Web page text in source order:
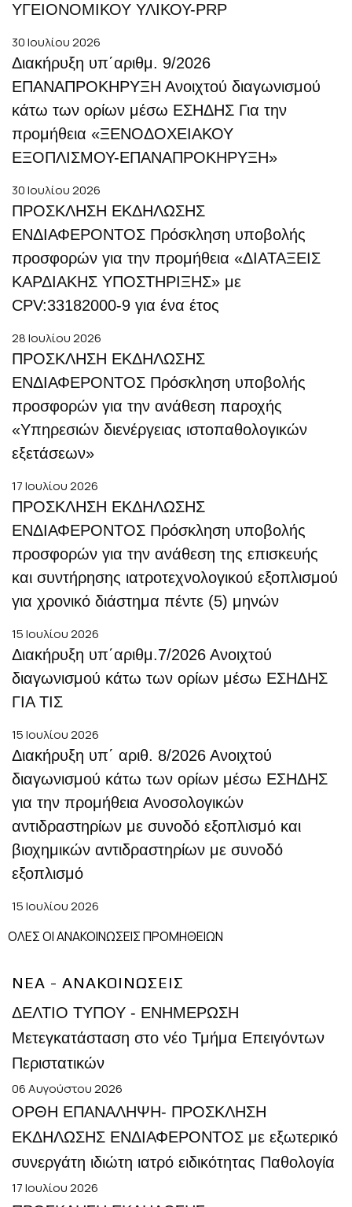
ΥΓΕΙΟΝΟΜΙΚΟΥ ΥΛΙΚΟΥ-PRP
30 Ιουλίου 2026
Διακήρυξη υπ΄αριθμ. 9/2026
ΕΠΑΝΑΠΡΟΚΗΡΥΞΗ Ανοιχτού διαγωνισμού
κάτω των ορίων μέσω ΕΣΗΔΗΣ Για την
προμήθεια «ΞΕΝΟΔΟΧΕΙΑΚΟΥ
ΕΞΟΠΛΙΣΜΟΥ-ΕΠΑΝΑΠΡΟΚΗΡΥΞΗ»
30 Ιουλίου 2026
ΠΡΟΣΚΛΗΣΗ ΕΚΔΗΛΩΣΗΣ
ΕΝΔΙΑΦΕΡΟΝΤΟΣ Πρόσκληση υποβολής
προσφορών για την προμήθεια «ΔΙΑΤΑΞΕΙΣ
ΚΑΡΔΙΑΚΗΣ ΥΠΟΣΤΗΡΙΞΗΣ» με
CPV:33182000-9 για ένα έτος
28 Ιουλίου 2026
ΠΡΟΣΚΛΗΣΗ ΕΚΔΗΛΩΣΗΣ
ΕΝΔΙΑΦΕΡΟΝΤΟΣ Πρόσκληση υποβολής
προσφορών για την ανάθεση παροχής
«Υπηρεσιών διενέργειας ιστοπαθολογικών
εξετάσεων»
17 Ιουλίου 2026
ΠΡΟΣΚΛΗΣΗ ΕΚΔΗΛΩΣΗΣ
ΕΝΔΙΑΦΕΡΟΝΤΟΣ Πρόσκληση υποβολής
προσφορών για την ανάθεση της επισκευής
και συντήρησης ιατροτεχνολογικού εξοπλισμού
για χρονικό διάστημα πέντε (5) μηνών
15 Ιουλίου 2026
Διακήρυξη υπ΄αριθμ.7/2026 Ανοιχτού
διαγωνισμού κάτω των ορίων μέσω ΕΣΗΔΗΣ
ΓΙΑ ΤΙΣ
15 Ιουλίου 2026
Διακήρυξη υπ΄ αριθ. 8/2026 Ανοιχτού
διαγωνισμού κάτω των ορίων μέσω ΕΣΗΔΗΣ
για την προμήθεια Ανοσολογικών
αντιδραστηρίων με συνοδό εξοπλισμό και
βιοχημικών αντιδραστηρίων με συνοδό
εξοπλισμό
15 Ιουλίου 2026
ΟΛΕΣ ΟΙ ΑΝΑΚΟΙΝΩΣΕΙΣ ΠΡΟΜΗΘΕΙΩΝ
ΝΕΑ - ΑΝΑΚΟΙΝΩΣΕΙΣ
ΔΕΛΤΙΟ ΤΥΠΟΥ - ΕΝΗΜΕΡΩΣΗ
Mετεγκατάσταση στο νέο Τμήμα Επειγόντων
Περιστατικών
06 Αυγούστου 2026
ΟΡΘΗ ΕΠΑΝΑΛΗΨΗ- ΠΡΟΣΚΛΗΣΗ
ΕΚΔΗΛΩΣΗΣ ΕΝΔΙΑΦΕΡΟΝΤΟΣ με εξωτερικό
συνεργάτη ιδιώτη ιατρό ειδικότητας Παθολογία
17 Ιουλίου 2026